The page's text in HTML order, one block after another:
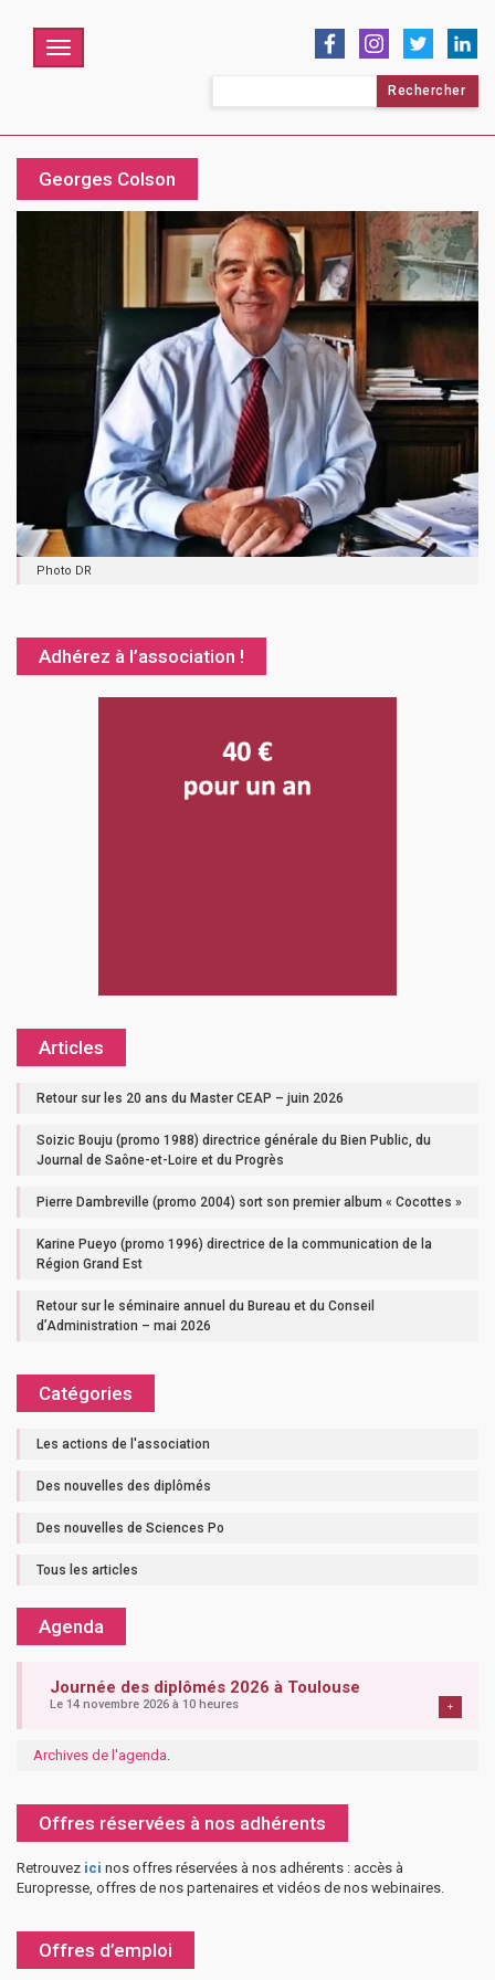
Menu
Georges Colson
Photo DR
Adhérez à l’association !
Articles
Retour sur les 20 ans du Master CEAP – juin 2026
Soizic Bouju (promo 1988) directrice générale du Bien Public, du
Journal de Saône-et-Loire et du Progrès
Pierre Dambreville (promo 2004) sort son premier album « Cocottes »
Karine Pueyo (promo 1996) directrice de la communication de la
Région Grand Est
Retour sur le séminaire annuel du Bureau et du Conseil
d’Administration – mai 2026
Catégories
Les actions de l'association
Des nouvelles des diplômés
Des nouvelles de Sciences Po
Tous les articles
Agenda
Journée des diplômés 2026 à Toulouse
Le 14 novembre 2026 à 10 heures +
Archives de l'agenda.
Offres réservées à nos adhérents
Retrouvez ici nos offres réservées à nos adhérents : accès à
Europresse, offres de nos partenaires et vidéos de nos webinaires.
Offres d’emploi